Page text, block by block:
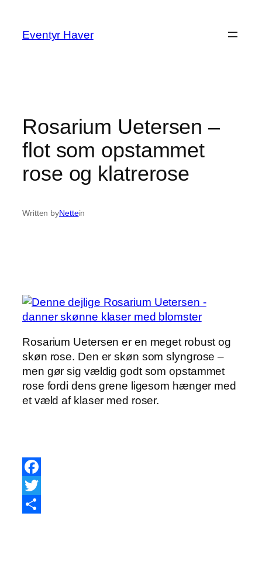
indhold
Eventyr Haver
Rosarium Uetersen –
flot som opstammet
rose og klatrerose
Written byNettein
Rosarium Uetersen er en meget robust og
skøn rose. Den er skøn som slyngrose –
men gør sig vældig godt som opstammet
rose fordi dens grene ligesom hænger med
et væld af klaser med roser.
Facebook
Twitter